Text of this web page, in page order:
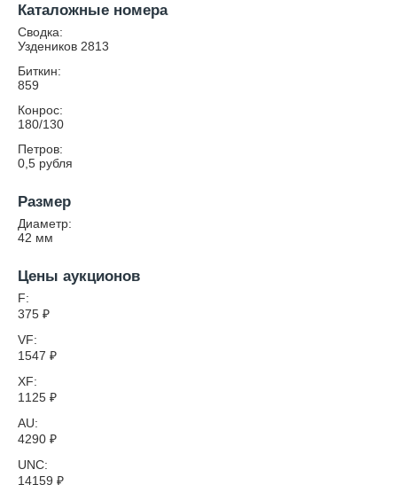
Каталожные номера
Сводка:
Уздеников 2813
Биткин:
859
Конрос:
180/130
Петров:
0,5 рубля
Размер
Диаметр:
42 мм
Цены аукционов
F:
375 ₽
VF:
1547 ₽
XF:
1125 ₽
AU:
4290 ₽
UNC:
14159 ₽